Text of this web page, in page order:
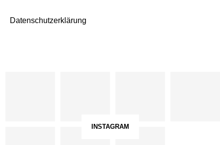
Datenschutzerklärung
INSTAGRAM